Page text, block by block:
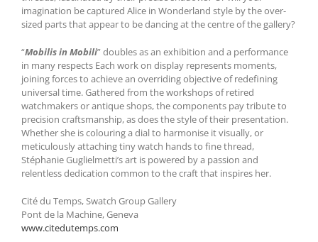
imagination be captured Alice in Wonderland style by the over-
sized parts that appear to be dancing at the centre of the gallery?
“Mobilis in Mobili” doubles as an exhibition and a performance
in many respects Each work on display represents moments,
joining forces to achieve an overriding objective of redefining
universal time. Gathered from the workshops of retired
watchmakers or antique shops, the components pay tribute to
precision craftsmanship, as does the style of their presentation.
Whether she is colouring a dial to harmonise it visually, or
meticulously attaching tiny watch hands to fine thread,
Stéphanie Guglielmetti’s art is powered by a passion and
relentless dedication common to the craft that inspires her.
Cité du Temps, Swatch Group Gallery
Pont de la Machine, Geneva
www.citedutemps.com